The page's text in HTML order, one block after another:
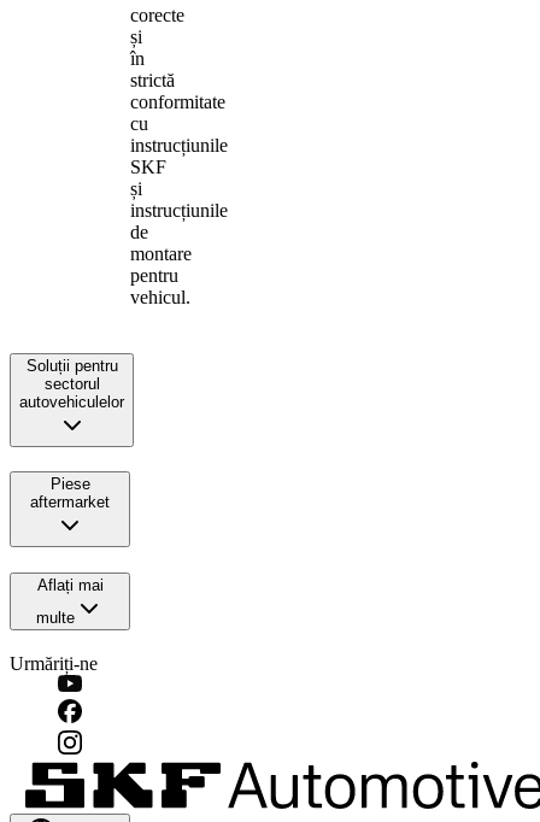
corecte
și
în
strictă
conformitate
cu
instrucțiunile
SKF
și
instrucțiunile
de
montare
pentru
vehicul.
Soluții pentru
sectorul
autovehiculelor
Piese
aftermarket
Aflați mai
multe
Urmăriți-ne